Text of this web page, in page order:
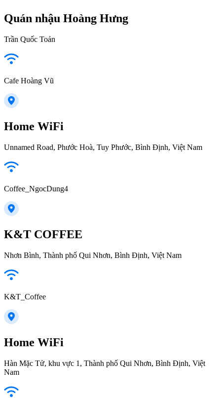
Quán nhậu Hoàng Hưng
Trần Quốc Toản
Cafe Hoàng Vũ
Home WiFi
Unnamed Road, Phước Hoà, Tuy Phước, Bình Định, Việt Nam
Coffee_NgocDung4
K&T COFFEE
Nhơn Bình, Thành phố Qui Nhơn, Bình Định, Việt Nam
K&T_Coffee
Home WiFi
Hàn Mặc Tử, khu vực 1, Thành phố Qui Nhơn, Bình Định, Việt
Nam